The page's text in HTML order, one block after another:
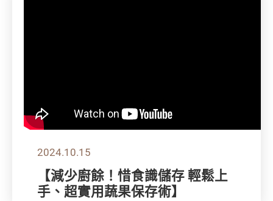
2024.10.15
【減少廚餘！惜食識儲存 輕鬆上
手、超實用蔬果保存術】